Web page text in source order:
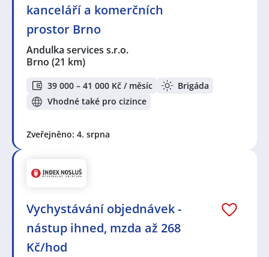
kanceláří a komerčních
prostor Brno
Andulka services s.r.o.
Brno (21 km)
39 000 – 41 000 Kč / měsíc
Brigáda
Vhodné také pro cizince
Zveřejněno: 4. srpna
Vychystávání objednávek -
nástup ihned, mzda až 268
Kč/hod